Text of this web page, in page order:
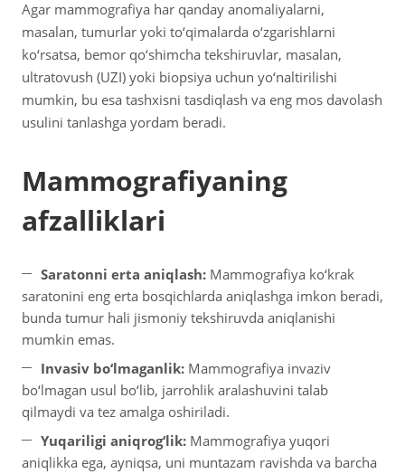
Agar mammografiya har qanday anomaliyalarni,
masalan, tumurlar yoki to‘qimalarda o‘zgarishlarni
ko‘rsatsa, bemor qo‘shimcha tekshiruvlar, masalan,
ultratovush (UZI) yoki biopsiya uchun yo‘naltirilishi
mumkin, bu esa tashxisni tasdiqlash va eng mos davolash
usulini tanlashga yordam beradi.
Mammografiyaning
afzalliklari
Saratonni erta aniqlash: Mammografiya ko‘krak
saratonini eng erta bosqichlarda aniqlashga imkon beradi,
bunda tumur hali jismoniy tekshiruvda aniqlanishi
mumkin emas.
Invasiv bo‘lmaganlik: Mammografiya invaziv
bo‘lmagan usul bo‘lib, jarrohlik aralashuvini talab
qilmaydi va tez amalga oshiriladi.
Yuqariligi aniqrog‘lik: Mammografiya yuqori
aniqlikka ega, ayniqsa, uni muntazam ravishda va barcha